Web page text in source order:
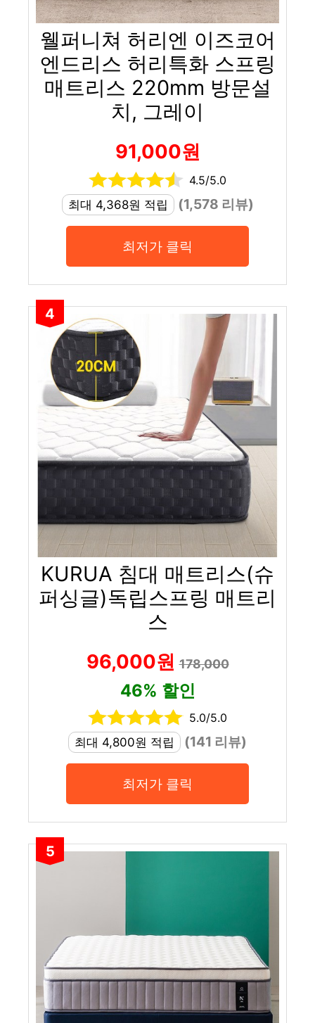
웰퍼니쳐 허리엔 이즈코어
엔드리스 허리특화 스프링
매트리스 220mm 방문설
치, 그레이
91,000원
4.5/5.0
최대 4,368원 적립
(1,578 리뷰)
최저가 클릭
4
KURUA 침대 매트리스(슈
퍼싱글)독립스프링 매트리
스
96,000원178,000
46% 할인
5.0/5.0
최대 4,800원 적립
(141 리뷰)
최저가 클릭
5